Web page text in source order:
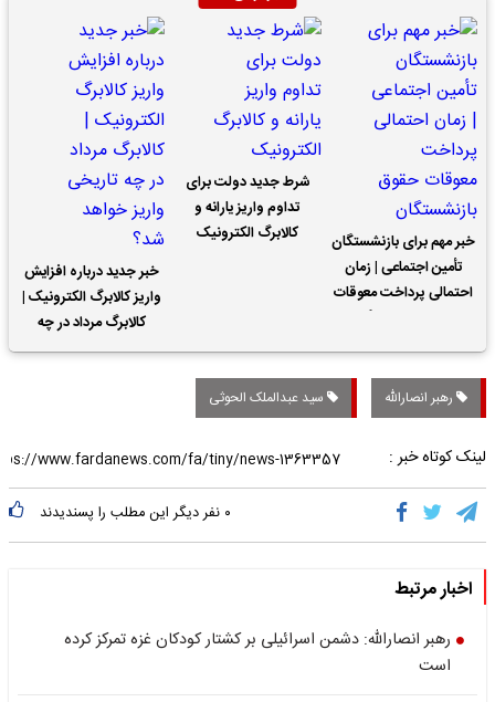
خبر مهم برای بازنشستگان
تأمین اجتماعی | زمان
احتمالی پرداخت معوقات
شرط جدید دولت برای
تداوم واریز یارانه و
کالابرگ الکترونیک
خبر جدید درباره افزایش
واریز کالابرگ الکترونیک |
کالابرگ مرداد در چه
تاریخی واریز خواهد شد؟
رهبر انصارالله سید عبدالملک الحوثی
لینک کوتاه خبر :
۰ نفر دیگر این مطلب را پسندیدند
اخبار مرتبط
رهبر انصارالله: دشمن اسرائیلی بر کشتار کودکان غزه تمرکز کرده
است